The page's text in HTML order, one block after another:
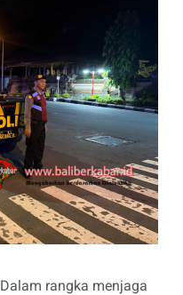
Dalam rangka menjaga